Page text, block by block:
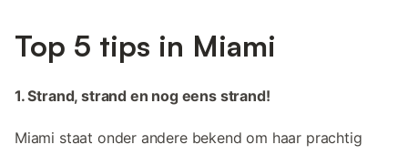
Top 5 tips in Miami
1. Strand, strand en nog eens strand!
Miami staat onder andere bekend om haar prachtig